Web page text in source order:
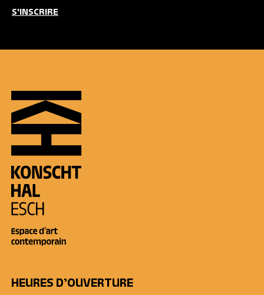
S'INSCRIRE
HEURES D’OUVERTURE